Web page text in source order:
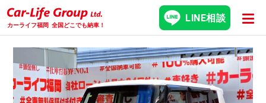
カーライフ福岡 全国どこでも納車！
LINE相談